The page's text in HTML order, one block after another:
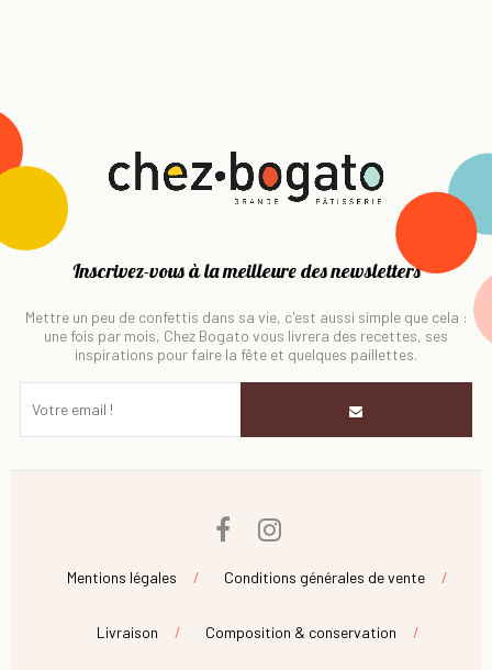
Inscrivez-vous à la meilleure des newsletters
Mettre un peu de confettis dans sa vie, c'est aussi simple que cela :
une fois par mois, Chez Bogato vous livrera des recettes, ses
inspirations pour faire la fête et quelques paillettes.
Facebook
Mentions légales Conditions générales de vente
Livraison Composition & conservation